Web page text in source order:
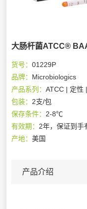
大肠杆菌ATCC®
货号：01229P
品牌： Microbiologics
产品系列：ATCC | 定性
包装： 2支/包
保存条件： 2-8℃
有效期： 2年，保证到手
产地：美国
产品介绍